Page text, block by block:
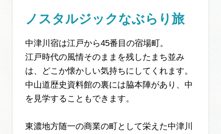
ノスタルジックなぶらり旅
中津川宿は江戸から45番目の宿場町。
江戸時代の風情そのままを残したまち並み
は、どこか懐かしい気持ちにしてくれます。
中山道歴史資料館の裏には脇本陣があり、中
を見学することもできます。
東濃地方随一の商業の町として栄えた中津川